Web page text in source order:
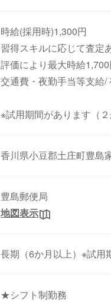
時給(採用時)1,300円
習得スキルに応じて査定
評価により最大時給
交通費・夜勤手当等支給/
※試用期間があります（２
香川県小豆郡土庄町豊島
豊島郵便局
地図表示
長期（6か月以上）※試用
★シフト制勤務